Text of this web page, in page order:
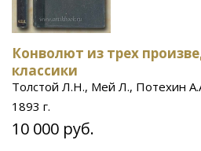
Конволют из трех
классики
Толстой Л.Н., Мей Л., Потехин
1893 г.
10 000 руб.